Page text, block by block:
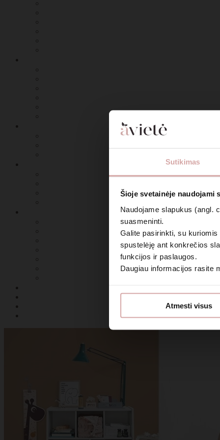
Sutikimas
Šioje svetainėje naudojami
Naudojame slapukus (angl.
suasmeninti.
Galite pasirinkti, su
spustelėję ant konkrečios
funkcijos ir paslaugos.
Daugiau informacijos rasite
Atmesti visus
Daugiau